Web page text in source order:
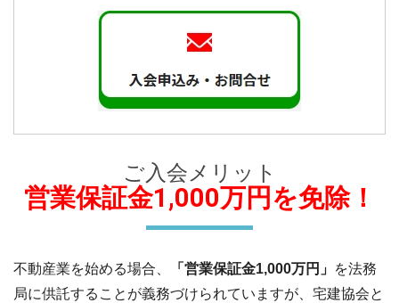
ご入会メリット
営業保証金1,000万円を免除！
不動産業を始める場合、 「営業保証金1,000万円」 を法務
局に供託することが義務づけられていますが、宅建協会と